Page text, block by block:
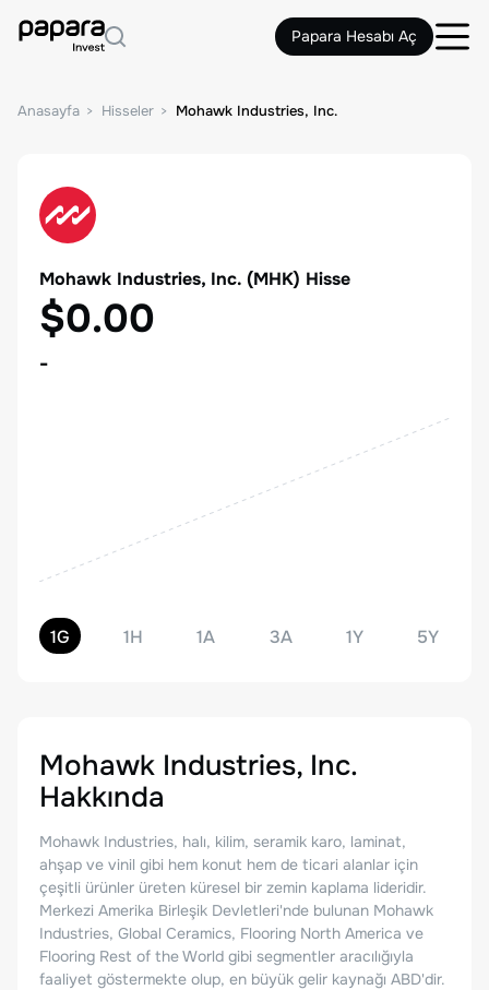
Papara Hesabı Aç
Anasayfa Hisseler Mohawk Industries, Inc.
Mohawk Industries, Inc. (MHK) Hisse
$0.00
-
1G 1H 1A 3A 1Y 5Y
Mohawk Industries, Inc.
Hakkında
Mohawk Industries, halı, kilim, seramik karo, laminat,
ahşap ve vinil gibi hem konut hem de ticari alanlar için
çeşitli ürünler üreten küresel bir zemin kaplama lideridir.
Merkezi Amerika Birleşik Devletleri'nde bulunan Mohawk
Industries, Global Ceramics, Flooring North America ve
Flooring Rest of the World gibi segmentler aracılığıyla
faaliyet göstermekte olup, en büyük gelir kaynağı ABD'dir.